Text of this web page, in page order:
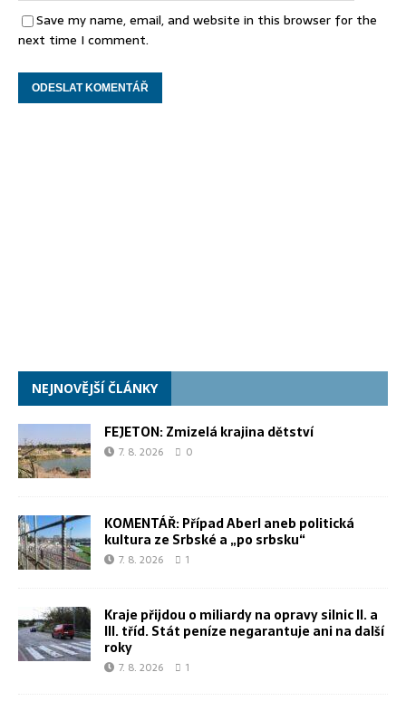
Save my name, email, and website in this browser for the
next time I comment.
NEJNOVĚJŠÍ ČLÁNKY
FEJETON: Zmizelá krajina dětství
7. 8. 2026 0
KOMENTÁŘ: Případ Aberl aneb politická
kultura ze Srbské a „po srbsku“
7. 8. 2026 1
Kraje přijdou o miliardy na opravy silnic II. a
III. tříd. Stát peníze negarantuje ani na další
roky
7. 8. 2026 1